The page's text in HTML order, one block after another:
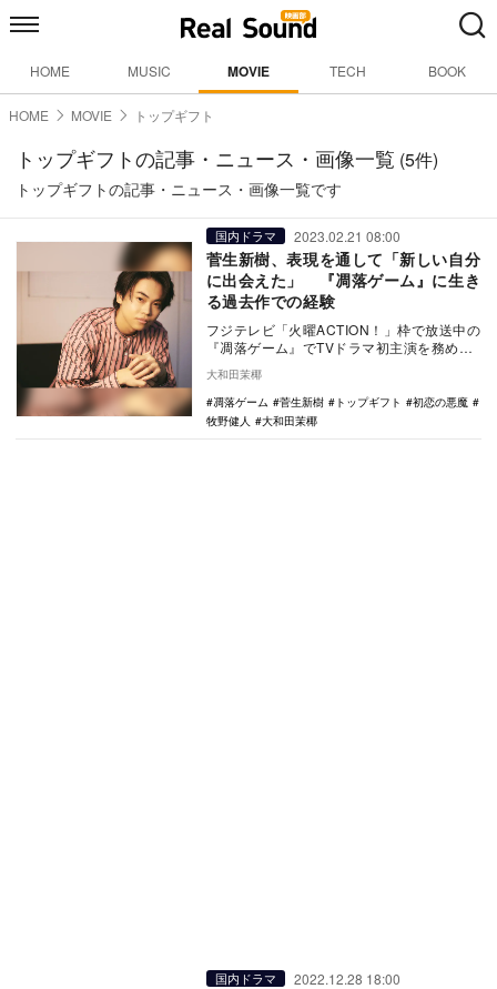
HOME MUSIC MOVIE TECH BOOK
HOME MOVIE トップギフト
トップギフトの記事・ニュース・画像一覧 (5件)
トップギフトの記事・ニュース・画像一覧です
国内ドラマ 2023.02.21 08:00
菅生新樹、表現を通して「新しい自分
に出会えた」 『凋落ゲーム』に生き
る過去作での経験
フジテレビ「火曜ACTION！」枠で放送中の
『凋落ゲーム』でTVドラマ初主演を務めて
いる菅生新樹は、俳優業をスタートさせて
からま…
大和田茉椰
凋落ゲーム
菅生新樹 トップギフト
初恋の悪魔
牧野健人
大和田茉椰
国内ドラマ 2022.12.28 18:00